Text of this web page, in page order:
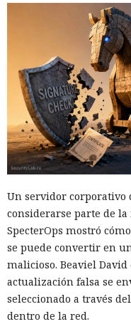
Un servidor corporativo
considerarse parte de
SpecterOps mostró
se puede convertir en
malicioso. Beaviel
actualización falsa se
seleccionado a través
dentro de la red.